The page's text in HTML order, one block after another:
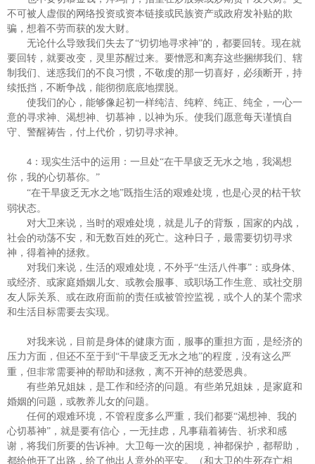
不可被人虚假的网络投资或资本链接或民族资产或政府发补贴的欺
骗，想着不劳而获的发大财。
无论什么导致我们失去了“切切地寻求神”的，都要回转。现在就
要回转，就要改变，灵里苏醒过来。要憎恶和离弃这些捆绑我们、辖
制我们、迷惑我们的不良习惯，不敬虔的那一切喜好，必须断开，持
续抵挡，不断争战，能彻彻底底地摆脱。
使我们的心，能够像起初一样纯洁、纯粹、纯正、纯全，一心一
意的寻求神、渴想神、切慕神，以神为乐。使我们愿意每天谨慎自
守、警醒祷告，付上代价，切切寻求神。
4 ：现实生活中的运用：一旦处“在干旱疲乏无水之地，我渴想
你，我的心切慕你。 ”
“在干旱疲乏无水之地”既指生活的艰难处境，也是心灵的枯干软
弱状态。
对大卫来说，当时的艰难处境，就是儿子的背叛，国家的内战，
社会的动荡不安，和无数百姓的死亡。这种日子，最需要切切寻求
神，得着神的拯救。
对我们来说，生活的艰难处境，不外乎“生活八件事”：或身体、
或经济、 或家庭婚姻儿女、 或教会服事、 或职场工作生意、 或社交朋
友人际关系、 或在政府面前的责任或被管控监视，或个人的某个需求
和生活目标需要去实现。
对我来说，目前是身体的健康方面，服事的重担方面，是经济的
压力方面，但还不至于到 “干旱疲乏无水之地”的程度，没有这么严
重，但非常需要神的帮助和拯救，离不开神的慈爱恩典。
有些弟兄姐妹，是工作和经济的问题。有些弟兄姐妹，是家庭和
婚姻的问题，或教养儿女的问题。
任何的艰难环境，不管程度多么严重，我们都要“渴想神、我的
心切慕神”，就是要有信心，一无挂虑，凡事藉着祷告、祈求和感
谢，将我们所要的告诉神。大卫每一次的困境，神都保护，都帮助，
都给他开了出路，给了他出人意外的平安。（和大卫的生死存亡相